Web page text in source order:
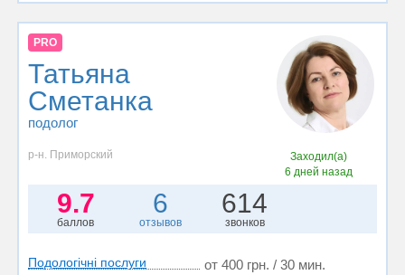
PRO
Татьяна
Сметанка
подолог
р-н. Приморский
Заходил(а)
6 дней назад
9.7
баллов
6
отзывов
614
звонков
Подологічні послуги от 400 грн. / 30 мин.